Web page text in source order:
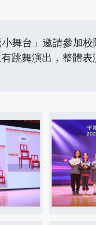
舞台」邀請參加
跳舞演出，整體表